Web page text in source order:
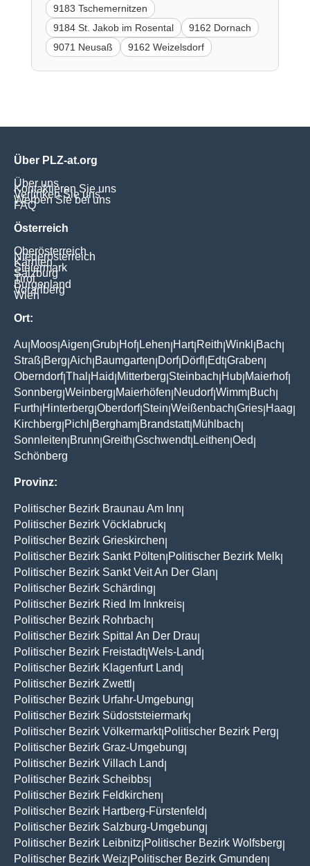
9183 Tschemernitzen
9184 St. Jakob im Rosental
9162 Dornach
9071 Neusaß
9162 Weizelsdorf
Über PLZ-at.org
Über uns
Kontaktieren Sie uns
Verlinken Sie uns
Werben Sie bei uns
FAQ
Österreich
Oberösterreich
Niederösterreich
Kärnten
Steiermark
Salzburg
Tirol
Burgenland
Vorarlberg
Wien
Ort:
Au Moos Aigen Grub Hof| Lehen Hart| Reith Winkl Bach
Straß Berg Aich Baumgarten Dorf| Dörfl Edt|Graben
Oberndorf|Thal Haid Mitterberg Steinbach Hub Maierhof|
Sonnberg Weinberg Maierhöfen Neudorf|Wimm Buch
Furth Hinterberg Oberdorf| Stein Weißenbach Gries Haag
Kirchberg Pichl Bergham Brandstatt| Mühlbach
Sonnleiten Brunn Greith Gschwendt| Leithen Oed
Schönberg
Provinz:
Politischer Bezirk Braunau Am Inn
Politischer Bezirk Vöcklabruck
Politischer Bezirk Grieskirchen
Politischer Bezirk Sankt Pölten Politischer Bezirk Melk
Politischer Bezirk Sankt Veit An Der Glan
Politischer Bezirk Schärding
Politischer Bezirk Ried Im Innkreis
Politischer Bezirk Rohrbach
Politischer Bezirk Spittal An Der Drau
Politischer Bezirk Freistadt|Wels-Land
Politischer Bezirk Klagenfurt Land
Politischer Bezirk Zwettl
Politischer Bezirk Urfahr-Umgebung
Politischer Bezirk Südoststeiermark
Politischer Bezirk Völkermarkt| Politischer Bezirk Perg
Politischer Bezirk Graz-Umgebung
Politischer Bezirk Villach Land
Politischer Bezirk Scheibbs
Politischer Bezirk Feldkirchen
Politischer Bezirk Hartberg-Fürstenfeld
Politischer Bezirk Salzburg-Umgebung
Politischer Bezirk Leibnitz Politischer Bezirk Wolfsberg
Politischer Bezirk Weiz Politischer Bezirk Gmunden